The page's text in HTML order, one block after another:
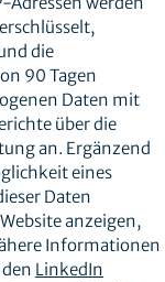
die
90 Tagen
Daten mit
über die
an. Ergänzend
eines
Daten
anzeigen,
Informationen
LinkedIn